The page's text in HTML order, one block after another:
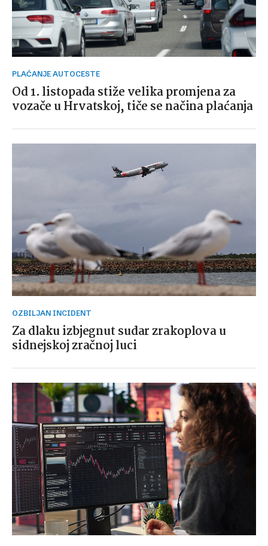
PLAĆANJE AUTOCESTE
Od 1. listopada stiže velika promjena za
vozače u Hrvatskoj, tiče se načina plaćanja
OZBILJAN INCIDENT
Za dlaku izbjegnut sudar zrakoplova u
sidnejskoj zračnoj luci